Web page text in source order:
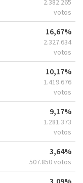
votos
16,67%
2.327.634
votos
10,17%
1.419.676
votos
9,17%
1.281.373
votos
3,64%
507.850 votos
3,09%